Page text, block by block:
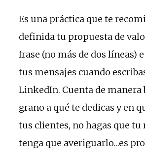
Es una práctica que te
definida tu propuesta de
frase (no más de dos líneas)
tus mensajes cuando
LinkedIn. Cuenta de manera
grano a qué te dedicas y en
tus clientes, no hagas que tu
tenga que averiguarlo…es